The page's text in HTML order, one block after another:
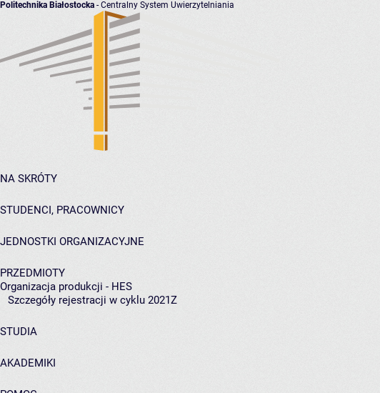
Politechnika Białostocka - Centralny System Uwierzytelniania
NA SKRÓTY
STUDENCI, PRACOWNICY
JEDNOSTKI ORGANIZACYJNE
PRZEDMIOTY
Organizacja produkcji - HES
Szczegóły rejestracji w cyklu 2021Z
STUDIA
AKADEMIKI